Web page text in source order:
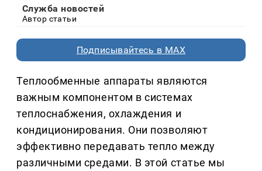
Служба новостей
Автор статьи
Подписывайтесь в MAX
Теплообменные аппараты являются
важным компонентом в системах
теплоснабжения, охлаждения и
кондиционирования. Они позволяют
эффективно передавать тепло между
различными средами. В этой статье мы